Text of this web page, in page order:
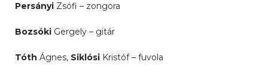
Persányi Zsófi – zongora
Bozsóki Gergely – gitár
Tóth Ágnes, Siklósi Kristóf – fuvola